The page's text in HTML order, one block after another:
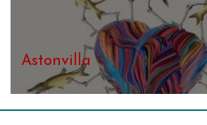
Astonvilla